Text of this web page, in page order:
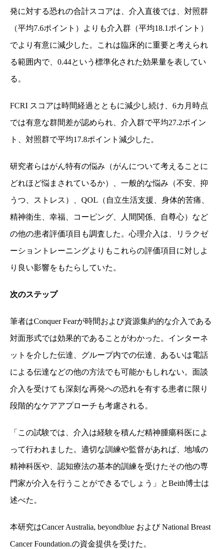
発に対する恐れの合計スコアは、介入直後では、対照群
（平均7.6ポイント）よりも介入群（平均18.1 ポイント）
でより有意に減少した。
これは臨床的に重要と考えられ
る範囲内で、 0.44という標準化された効果量を表してい
る。
FCRI スコアは時間経過とともに減少し続け、 6カ月時点
では有意な群間差が認められ、介入群で平均27.2ポイン
ト、対照群で平均17.8ポイント減少した。
研究者らはがん特有の悩み（がんについて考えることに
どれほど悩まされているか）、一般的な悩み（不安、抑
うつ、ストレス）、 QOL （自立生活支援、身体的苦痛、
精神衛生、幸福、コーピング、人間関係、自尊心）など
の他の患者評価項目も調査した。心理介入は、リラクゼ
ーショントレーニングよりもこれらの評価項目に対しよ
り良い影響をもたらしていた。
次のステップ
筆者はConquer Fearが時間および資源集約的な介入である
対面形式では効果的であることがわかった。インターネ
ットを介した伝達、グループ内での伝達、あるいは電話
による伝達などの他の方法でも可能かもしれない。面談
介入を受けても深刻な再発への恐れを有する患者に限り
段階的なケアアプローチも考慮される。
「この試験では、介入は経験を積んだ精神腫瘍科医によ
って行われました。適切な訓練や監督があれば、地域の
精神科医や、認知療法の基本的訓練を受けたその他の専
門家が介入を行うことができるでしょう」とBeith博士は
述べた。
本研究はCancer Australia, beyondblue およびNational Breast
Cancer Foundation.の資金提供を受けた。